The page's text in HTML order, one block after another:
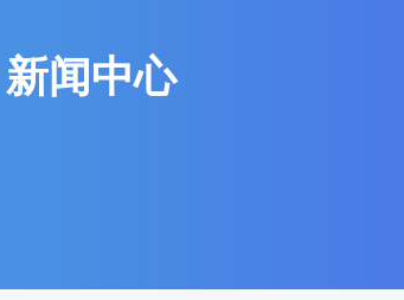
新闻中心